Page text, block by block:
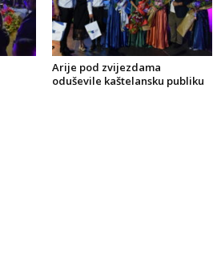
Arije pod zvijezdama
oduševile kaštelansku publiku